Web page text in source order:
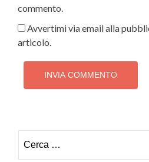
commento.
Avvertimi via email alla
articolo.
per: